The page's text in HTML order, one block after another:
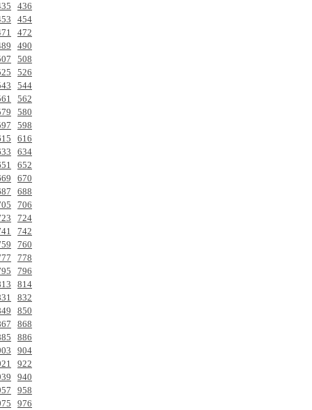
436
454
472
490
508
526
544
562
580
598
616
634
652
670
688
706
724
742
760
778
796
814
832
850
868
886
904
922
940
958
976